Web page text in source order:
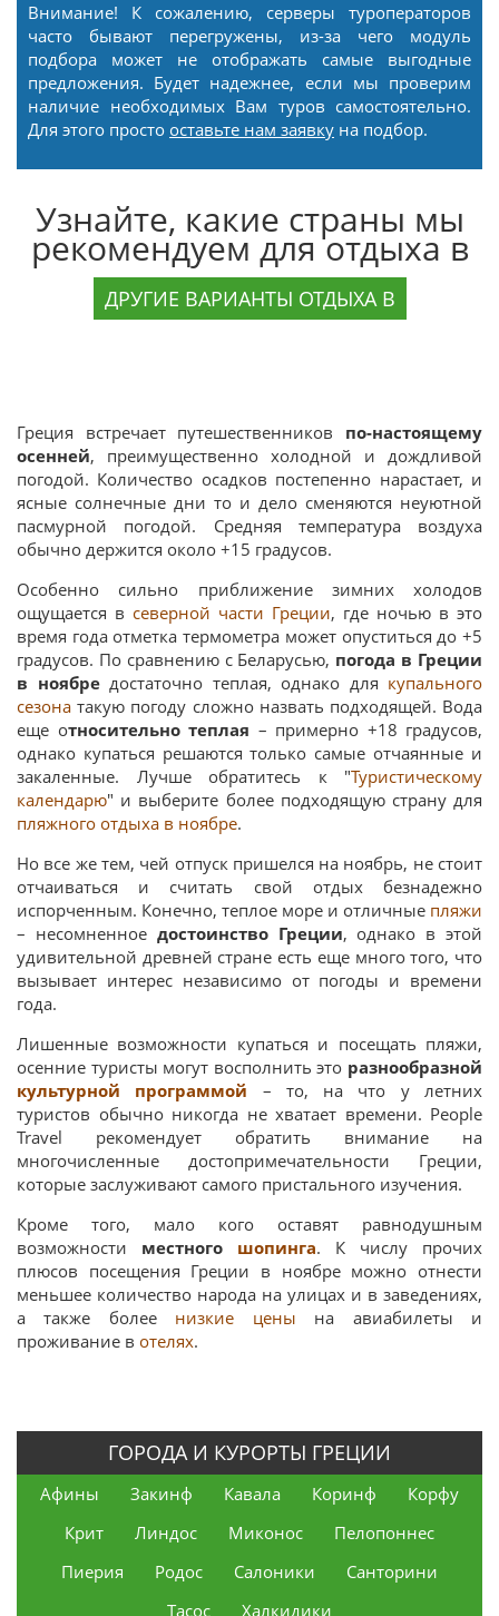
Внимание! К сожалению, серверы туроператоров
часто бывают перегружены, из-за чего модуль
подбора может не отображать самые выгодные
предложения. Будет надежнее, если мы проверим
наличие необходимых Вам туров самостоятельно.
Для этого просто оставьте нам заявку на подбор.
Узнайте, какие страны мы
рекомендуем для отдыха в
ДРУГИЕ ВАРИАНТЫ ОТДЫХА В
Греция встречает путешественников по-настоящему
осенней, преимущественно холодной и дождливой
погодой. Количество осадков постепенно нарастает, и
ясные солнечные дни то и дело сменяются неуютной
пасмурной погодой. Средняя температура воздуха
обычно держится около +15 градусов.
Особенно сильно приближение зимних холодов
ощущается в северной части Греции, где ночью в это
время года отметка термометра может опуститься до +5
градусов. По сравнению с Беларусью, погода в Греции
в ноябредостаточно теплая, однако для купального
сезона такую погоду сложно назвать подходящей. Вода
еще относительно теплая – примерно +18 градусов,
однако купаться решаются только самые отчаянные и
закаленные. Лучше обратитесь к "Туристическому
календарю" и выберите более подходящую страну для
пляжного отдыха в ноябре.
Но все же тем, чей отпуск пришелся на ноябрь, не стоит
отчаиваться и считать свой отдых безнадежно
испорченным. Конечно, теплое море и отличные пляжи
– несомненноедостоинство Греции, однако в этой
удивительной древней стране есть еще много того, что
вызывает интерес независимо от погоды и времени
года.
Лишенные возможности купаться и посещать пляжи,
осенние туристы могут восполнить это разнообразной
культурной программой – то, на что у летних
туристов обычно никогда не хватает времени. People
Travel рекомендует обратить внимание на
многочисленные достопримечательности Греции,
которые заслуживают самого пристального изучения.
Кроме того, мало кого оставят равнодушным
возможности местного шопинга. К числу прочих
плюсов посещения Греции в ноябре можно отнести
меньшее количество народа на улицах и в заведениях,
а также более низкие цены на авиабилеты и
проживание в отелях.
ГОРОДА И КУРОРТЫ ГРЕЦИИ
Афины Закинф Кавала Коринф
Корфу
Крит
Линдос Миконос
Пелопоннес
Пиерия
Родос Салоники
Санторини
Тасос
Халкидики